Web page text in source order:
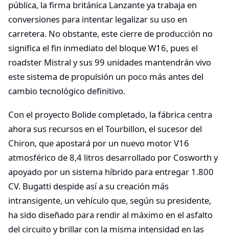
pública, la firma británica Lanzante ya trabaja en
conversiones para intentar legalizar su uso en
carretera. No obstante, este cierre de producción no
significa el fin inmediato del bloque W16, pues el
roadster Mistral y sus 99 unidades mantendrán vivo
este sistema de propulsión un poco más antes del
cambio tecnológico definitivo.
Con el proyecto Bolide completado, la fábrica centra
ahora sus recursos en el Tourbillon, el sucesor del
Chiron, que apostará por un nuevo motor V16
atmosférico de 8,4 litros desarrollado por Cosworth y
apoyado por un sistema híbrido para entregar 1.800
CV. Bugatti despide así a su creación más
intransigente, un vehículo que, según su presidente,
ha sido diseñado para rendir al máximo en el asfalto
del circuito y brillar con la misma intensidad en las